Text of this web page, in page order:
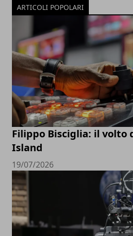
ARTICOLI POPOLARI
Filippo Bisciglia: il volto
Island
19/07/2026